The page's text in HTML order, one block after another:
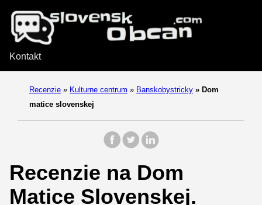
Kontakt
Recenzie » Kulturne centrum » Banskobystricky » Dom
matice slovenskej
Recenzie na Dom
Matice Slovenskej.